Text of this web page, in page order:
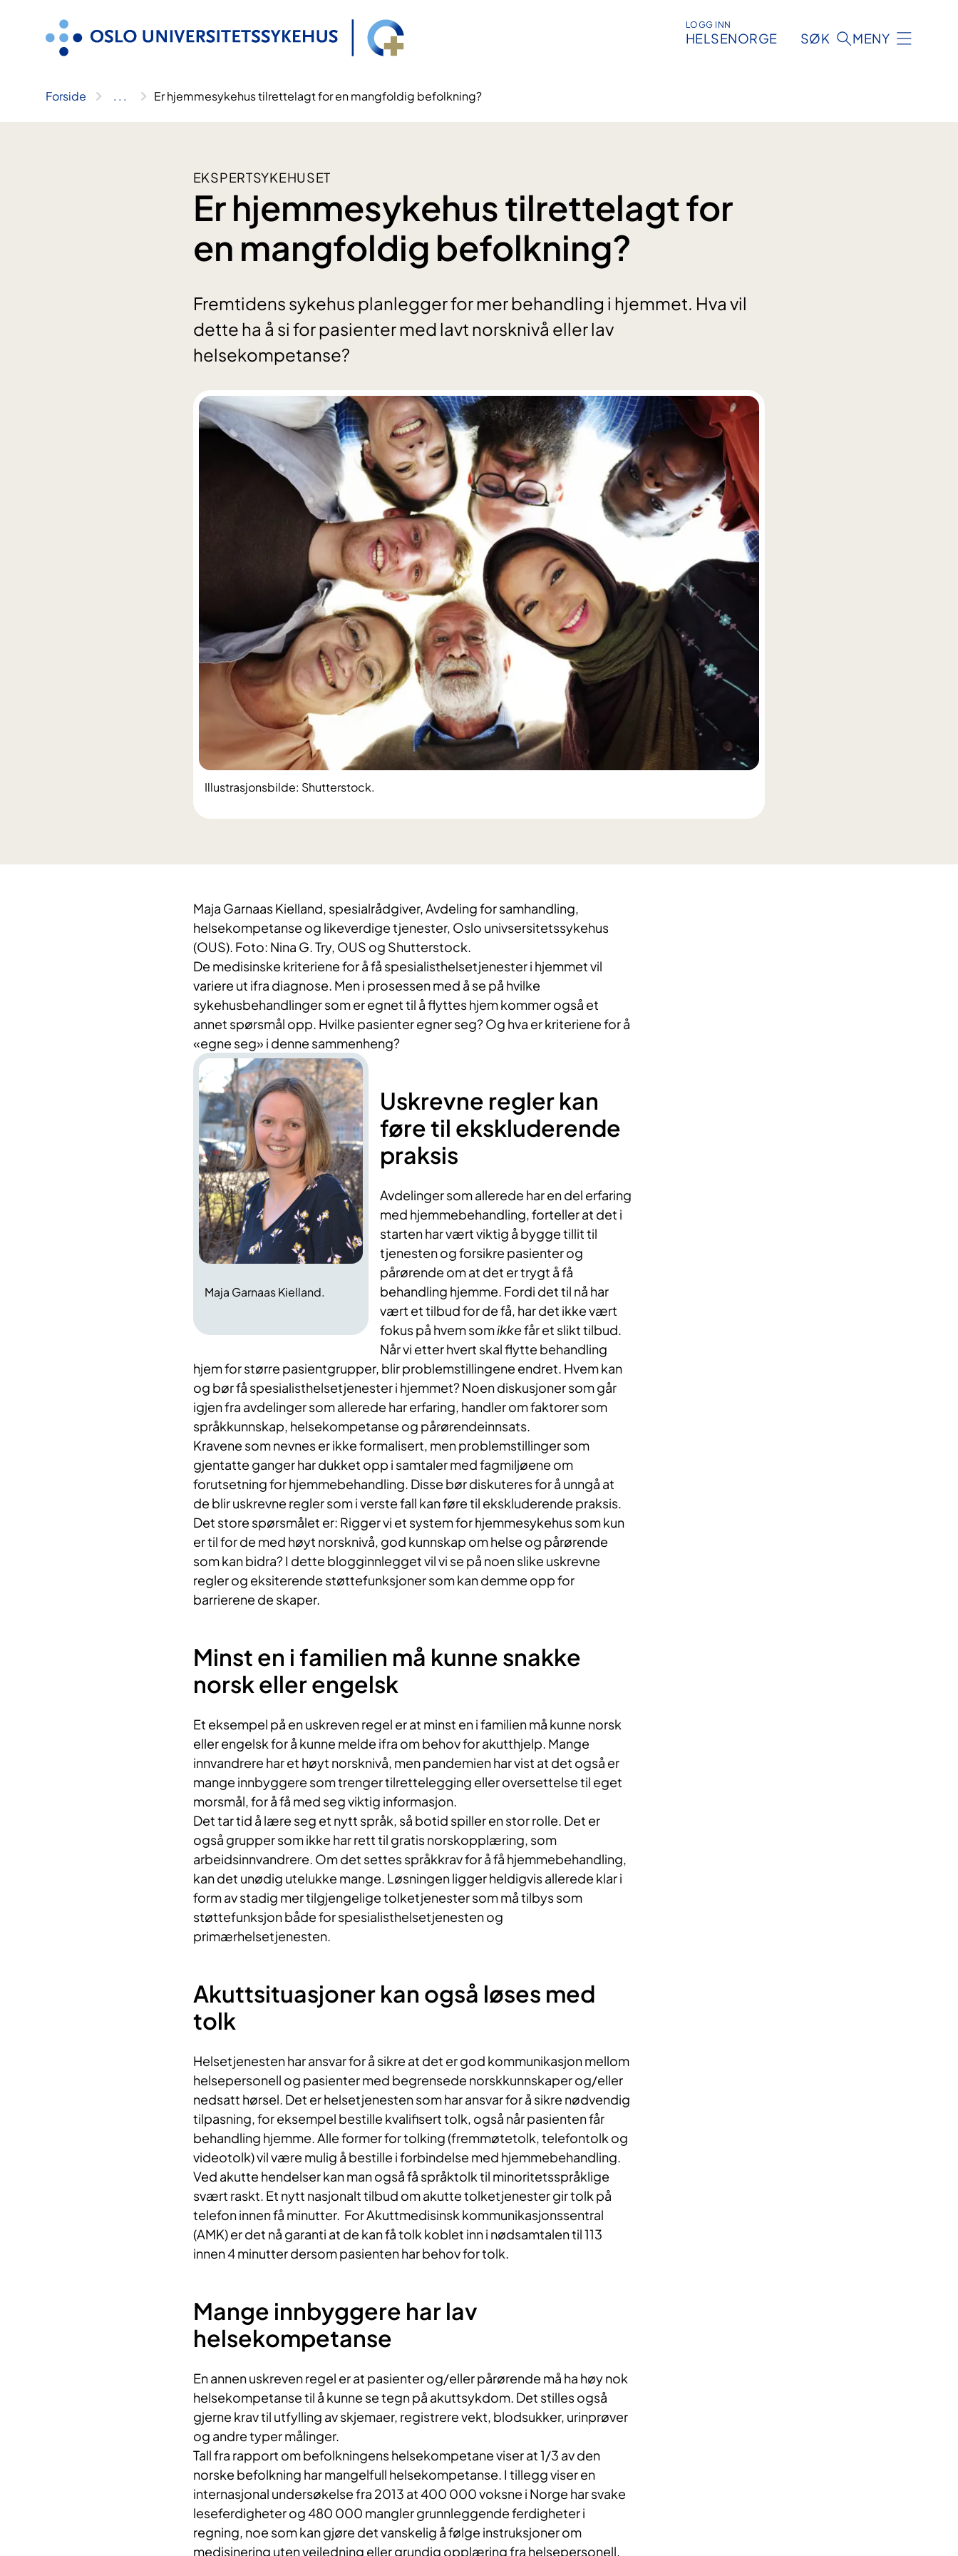
LOGG INN
HELSENORGE SØK MENY
Forside .. . Er hjemmesykehus tilrettelagt for en mangfoldig befolkning?
EKSPERTSYKEHUSET
Er hjemmesykehus tilrettelagt for
en mangfoldig befolkning?
Fremtidens sykehus planlegger for mer behandling i hjemmet. Hva vil
dette ha å si for pasienter med lavt norsknivå eller lav
helsekompetanse?
Illustrasjonsbilde: Shutterstock.
Maja Garnaas Kielland, spesialrådgiver, Avdeling for samhandling,
helsekompetanse og likeverdige tjenester, Oslo univsersitetssykehus
(OUS). Foto: Nina G. Try, OUS og Shutterstock.
De medisinske kriteriene for å få spesialisthelsetjenester i hjemmet vil
variere ut ifra diagnose. Men i prosessen med å se på hvilke
sykehusbehandlinger som er egnet til å flyttes hjem kommer også et
annet spørsmål opp. Hvilke pasienter egner seg? Og hva er kriteriene for å
«egne seg» i denne sammenheng?
Maja Garnaas Kielland.
Uskrevne regler kan
føre til ekskluderende
praksis
Avdelinger som allerede har en del erfaring
med hjemmebehandling, forteller at det i
starten har vært viktig å bygge tillit til
tjenesten og forsikre pasienter og
pårørende om at det er trygt å få
behandling hjemme. Fordi det til nå har
vært et tilbud for de få, har det ikke vært
fokus på hvem somikkefår et slikt tilbud.
Når vi etter hvert skal flytte behandling
hjem for større pasientgrupper, blir problemstillingene endret. Hvem kan
og bør få spesialisthelsetjenester i hjemmet? Noen diskusjoner som går
igjen fra avdelinger som allerede har erfaring, handler om faktorer som
språkkunnskap, helsekompetanse og pårørendeinnsats.
Kravene som nevnes er ikke formalisert, men problemstillinger som
gjentatte ganger har dukket opp i samtaler med fagmiljøene om
forutsetning for hjemmebehandling. Disse bør diskuteres for å unngå at
de blir uskrevne regler som i verste fall kan føre til ekskluderende praksis.
Det store spørsmålet er: Rigger vi et system for hjemmesykehus som kun
er til for de med høyt norsknivå, god kunnskap om helse og pårørende
som kan bidra? I dette blogginnlegget vil vi se på noen slike uskrevne
regler og eksiterende støttefunksjoner som kan demme opp for
barrierene de skaper.
Minst en i familien må kunne snakke
norsk eller engelsk
Et eksempel på en uskreven regel er at minst en i familien må kunne norsk
eller engelsk for å kunne melde ifra om behov for akutthjelp. Mange
innvandrere har et høyt norsknivå, men pandemien har vist at det også er
mange innbyggere som trenger tilrettelegging eller oversettelse til eget
morsmål, for å få med seg viktig informasjon.
Det tar tid å lære seg et nytt språk, så botid spiller en stor rolle. Det er
også grupper som ikke har rett til gratis norskopplæring, som
arbeidsinnvandrere. Om det settes språkkrav for å få hjemmebehandling,
kan det unødig utelukke mange. Løsningen ligger heldigvis allerede klar i
form av stadig mer tilgjengelige tolketjenester som må tilbys som
støttefunksjon både for spesialisthelsetjenesten og
primærhelsetjenesten.
Akuttsituasjoner kan også løses med
tolk
Helsetjenesten har ansvar for å sikre at det er god kommunikasjon mellom
helsepersonell og pasienter med begrensede norskkunnskaper og/eller
nedsatt hørsel. Det er helsetjenesten som har ansvar for å sikre nødvendig
tilpasning, for eksempel bestille kvalifisert tolk, også når pasienten får
behandling hjemme. Alle former for tolking (fremmøtetolk, telefontolk og
videotolk) vil være mulig å bestille i forbindelse med hjemmebehandling.
Ved akutte hendelser kan man også få språktolk til minoritetsspråklige
svært raskt. Et nytt nasjonalt tilbud om akutte tolketjenester gir tolk på
telefon innen få minutter. For Akuttmedisinsk kommunikasjonssentral
(AMK) er det nå garanti at de kan få tolk koblet inn i nødsamtalen til 113
innen 4 minutter dersom pasienten har behov for tolk.
Mange innbyggere har lav
helsekompetanse
En annen uskreven regel er at pasienter og/eller pårørende må ha høy nok
helsekompetanse til å kunne se tegn på akuttsykdom. Det stilles også
gjerne krav til utfylling av skjemaer, registrere vekt, blodsukker, urinprøver
og andre typer målinger.
Tall fra rapport om befolkningens helsekompetane viser at 1/3 av den
norske befolkning har mangelfull helsekompetanse. I tillegg viser en
internasjonal undersøkelse fra 2013 at 400 000 voksne i Norge har svake
leseferdigheter og 480 000 mangler grunnleggende ferdigheter i
regning, noe som kan gjøre det vanskelig å følge instruksjoner om
medisinering uten veiledning eller grundig opplæring fra helsepersonell.